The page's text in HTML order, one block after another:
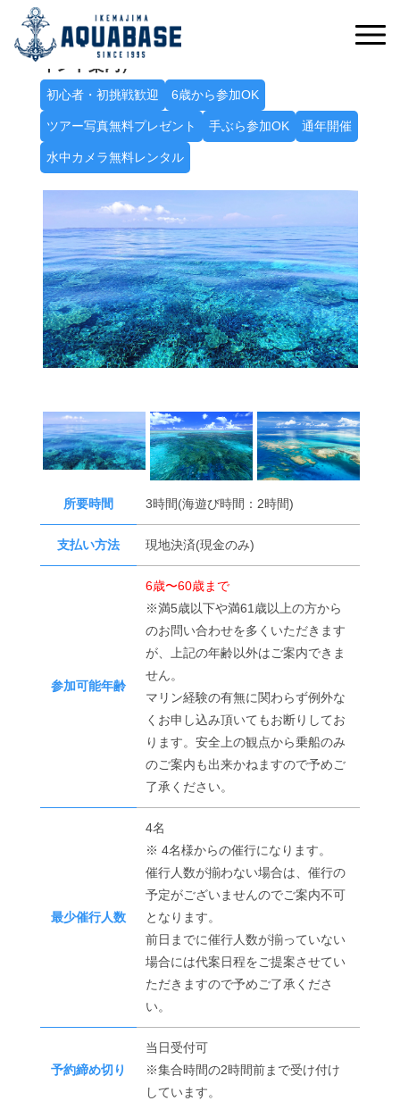
たっぷり遊んで八重干瀬を満喫！席数限定！
Ａ八重干瀬シュノーケルトリップ（2～3ポ
イント案内）
初心者・初挑戦歓迎 6歳から参加OK
ツアー写真無料プレゼント 手ぶら参加OK 通年開催
水中カメラ無料レンタル
所要時間 3時間(海遊び時間：2時間)
支払い方法 現地決済(現金のみ)
参加可能年齢
6歳〜60歳まで
※満5歳以下や満61歳以上の方から
のお問い合わせを多くいただきます
が、上記の年齢以外はご案内できま
せん。
マリン経験の有無に関わらず例外な
くお申し込み頂いてもお断りしてお
ります。安全上の観点から乗船のみ
のご案内も出来かねますので予めご
了承ください。
最少催行人数
4名
※ 4名様からの催行になります。
催行人数が揃わない場合は、催行の
予定がございませんのでご案内不可
となります。
前日までに催行人数が揃っていない
場合には代案日程をご提案させてい
ただきますので予めご了承くださ
い。
予約締め切り
当日受付可
※集合時間の2時間前まで受け付け
しています。